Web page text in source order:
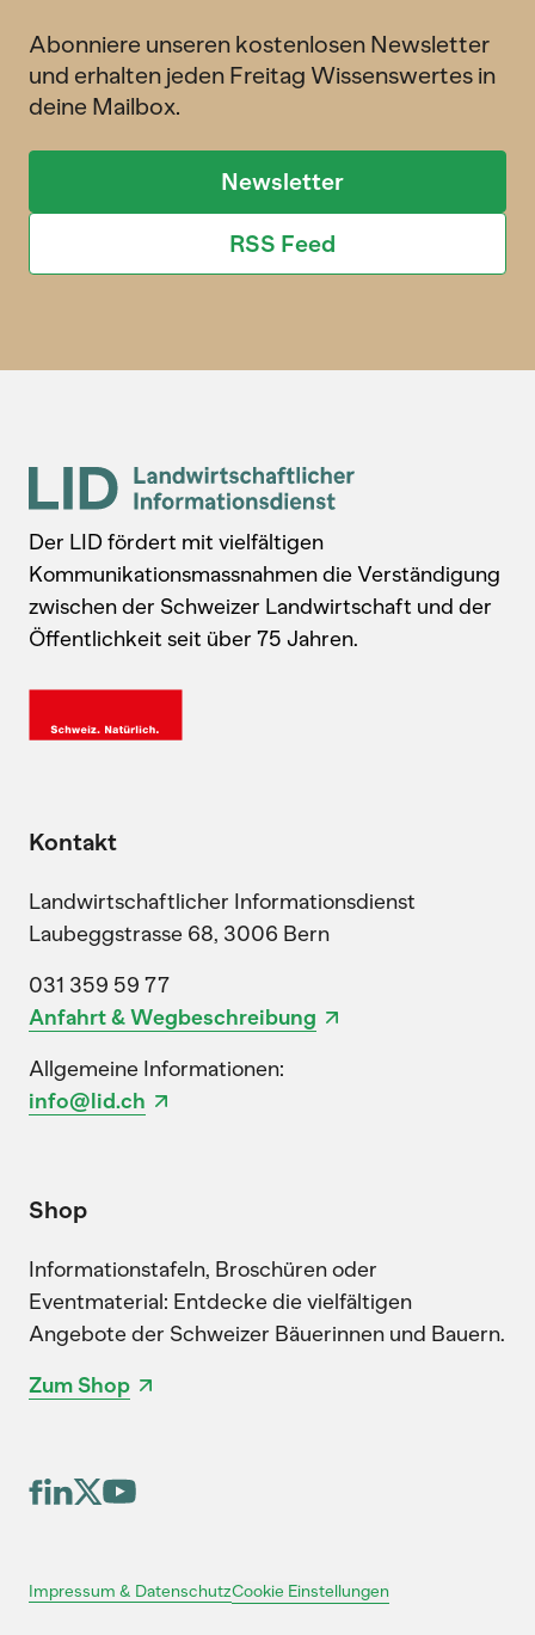
Abonniere unseren kostenlosen Newsletter
und erhalten jeden Freitag Wissenswertes in
deine Mailbox.
Newsletter
RSS Feed
Der LID fördert mit vielfältigen
Kommunikationsmassnahmen die Verständigung
zwischen der Schweizer Landwirtschaft und der
Öffentlichkeit seit über 75 Jahren.
Kontakt
Landwirtschaftlicher Informationsdienst
Laubeggstrasse 68, 3006 Bern
031 359 59 77
Anfahrt & Wegbeschreibung
Allgemeine Informationen:
info@lid.ch
Shop
Informationstafeln, Broschüren oder
Eventmaterial: Entdecke die vielfältigen
Angebote der Schweizer Bäuerinnen und Bauern.
Zum Shop
Impressum & DatenschutzCookie Einstellungen